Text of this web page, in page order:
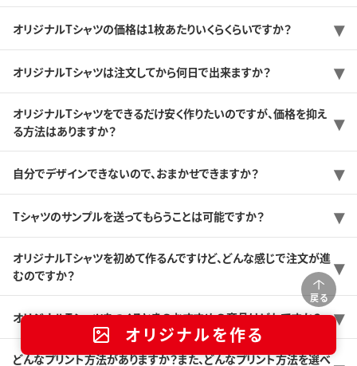
戻る
オリジナルを作る
オリジナルTシャツの価格は1枚あたりいくらくらいですか？
オリジナルTシャツは注文してから何日で出来ますか？
オリジナルTシャツをできるだけ安く作りたいのですが、価格を抑え
る方法はありますか？
自分でデザインできないので、おまかせできますか？
Tシャツのサンプルを送ってもらうことは可能ですか？
オリジナルTシャツを初めて作るんですけど、どんな感じで注文が進
むのですか？
オリジナルTシャツをつくるときのおすすめの商品はどれですか？
どんなプリント方法がありますか？また、どんなプリント方法を選べ